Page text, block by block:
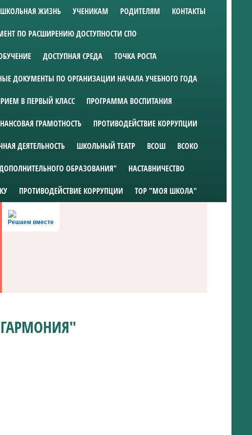
ШКОЛЬНАЯ ЖИЗНЬ УЧЕНИКАМ РОДИТЕЛЯМ КОНТАКТЫ
ПО РАСШИРЕНИЮ ДОСТУПНОСТИ СПО
ДОСТУПНАЯ СРЕДА ТОЧКА РОСТА
ДОКУМЕНТЫ ПО ОРГАНИЗАЦИИ НАЧАЛА УЧЕБНОГО ГОДА
В ПЕРВЫЙ КЛАСС ПРОГРАММА ВОСПИТАНИЯ
ГРАМОТНОСТЬ ПРОТИВОДЕЙСТВИЕ КОРРУПЦИИ
ДЕЯТЕЛЬНОСТЬ ШКОЛЬНЫЙ ТЕАТР ВСОШ ВСОКО
ОБРАЗОВАНИЯ" НАСТАВНИЧЕСТВО
ПРОТИВОДЕЙСТВИЕ КОРРУПЦИИ ТОР "МОЯ ШКОЛА"
Решаем вместе